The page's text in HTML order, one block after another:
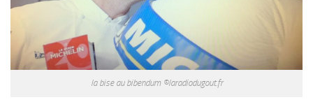
la bise au bibendum ©laradiodugout.fr